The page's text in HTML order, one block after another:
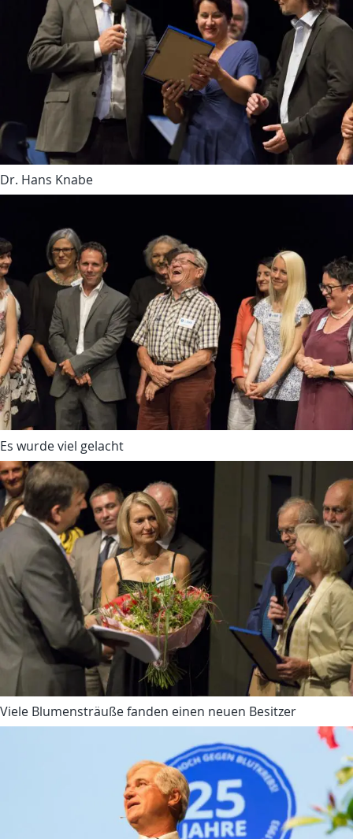
Dr. Hans Knabe
Es wurde viel gelacht
Viele Blumensträuße fanden einen neuen Besitzer